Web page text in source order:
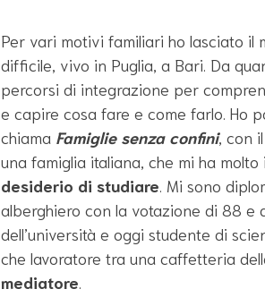
Per vari motivi familiari ho lasciato il
difficile, vivo in Puglia, a Bari. Da
percorsi di integrazione per
e capire cosa fare e come farlo. Ho
chiama Famiglie senza confini, con
una famiglia italiana, che mi ha
desiderio di studiare. Mi sono
alberghiero con la votazione di 88 e
dell’università e oggi studente di
che lavoratore tra una caffetteria
mediatore.